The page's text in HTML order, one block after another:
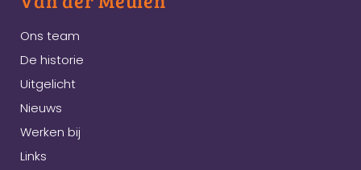
Ons team
De historie
Uitgelicht
Nieuws
Werken bij
Links